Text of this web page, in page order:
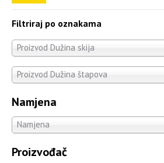
Filtriraj po oznakama
Proizvod Dužina skija
Proizvod Dužina štapova
Namjena
Namjena
Proizvođač